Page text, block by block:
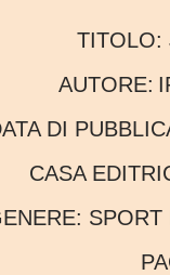
TITOLO:
AUTORE:
DATA DI
CASA
GENERE: SPORT